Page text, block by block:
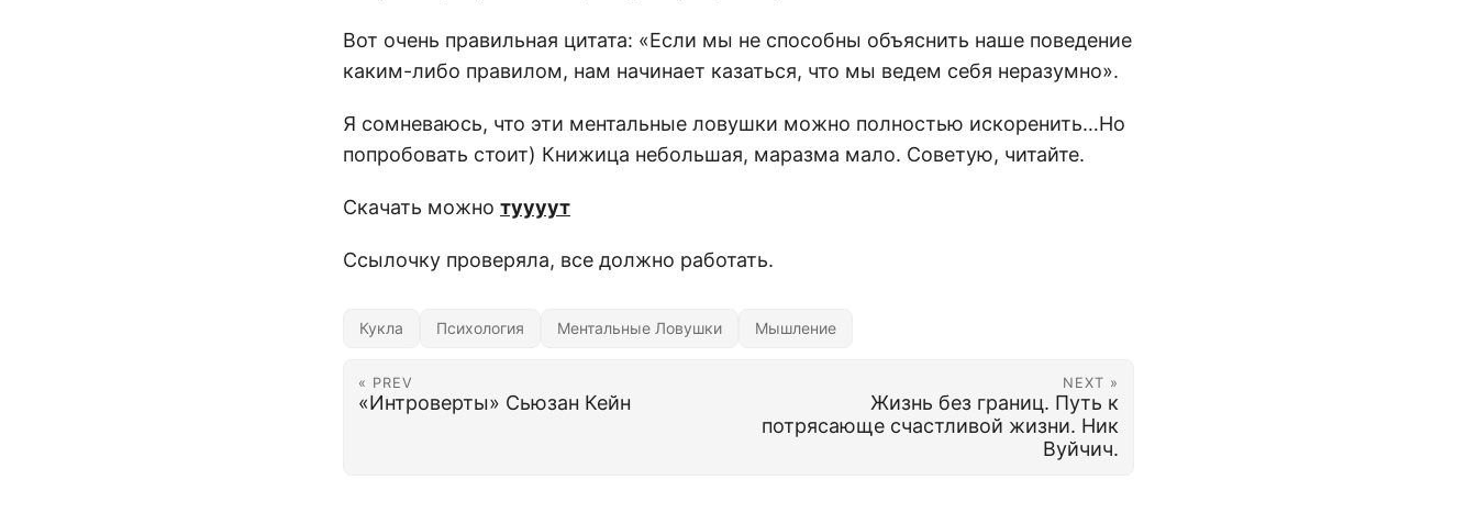
Вот очень правильная цитата: «Если мы не способны объяснить наше поведение
каким-либо правилом, нам начинает казаться, что мы ведем себя неразумно».
Я сомневаюсь, что эти ментальные ловушки можно полностью искоренить…Но
попробовать стоит) Книжица небольшая, маразма мало. Советую, читайте.
Скачать можно туууут
Ссылочку проверяла, все должно работать.
Кукла Психология Ментальные Ловушки Мышление
« PREV
«Интроверты» Сьюзан Кейн
NEXT »
Жизнь без границ. Путь к
потрясающе счастливой жизни. Ник
Вуйчич.